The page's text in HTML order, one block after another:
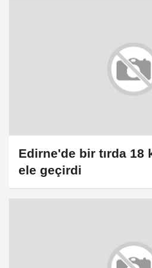
Edirne'de bir tırda 18
ele geçirdi